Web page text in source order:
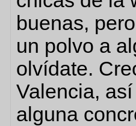
buenas,
un polvo a
olvídate.
Valencia,
alguna